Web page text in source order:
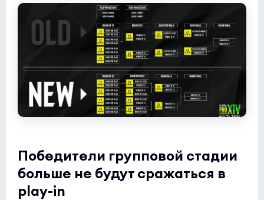
2:4
Esports World Cup 2026 Open Qualifier
BIG
GenOne
1win
Acend
0:0
UESF Championship of Ukraine 2026 Stage 3
Победители групповой стадии
больше не будут сражаться в
play-in